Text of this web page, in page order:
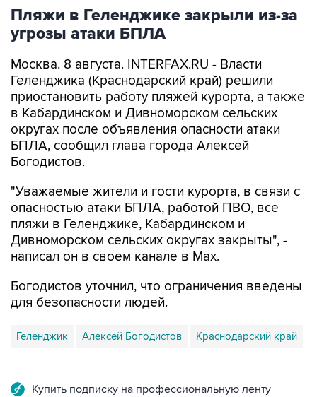
Пляжи в Геленджике закрыли из-за
угрозы атаки БПЛА
Москва. 8 августа. INTERFAX.RU - Власти
Геленджика (Краснодарский край) решили
приостановить работу пляжей курорта, а также
в Кабардинском и Дивноморском сельских
округах после объявления опасности атаки
БПЛА, сообщил глава города Алексей
Богодистов.
"Уважаемые жители и гости курорта, в связи с
опасностью атаки БПЛА, работой ПВО, все
пляжи в Геленджике, Кабардинском и
Дивноморском сельских округах закрыты", -
написал он в своем канале в Max.
Богодистов уточнил, что ограничения введены
для безопасности людей.
Геленджик Алексей Богодистов Краснодарский край
Купить подписку на профессиональную ленту